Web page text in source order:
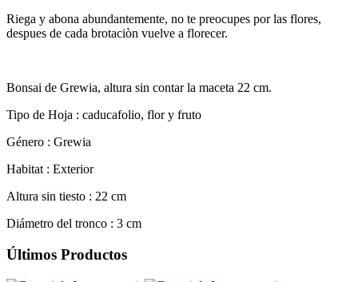
Riega y abona abundantemente, no te preocupes por las flores,
despues de cada brotaciòn vuelve a florecer.
Bonsai de Grewia, altura sin contar la maceta 22 cm.
Tipo de Hoja : caducafolio, flor y fruto
Género : Grewia
Habitat : Exterior
Altura sin tiesto : 22 cm
Diámetro del tronco : 3 cm
Últimos Productos